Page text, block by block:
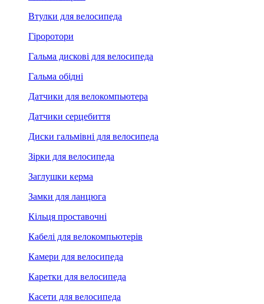
Втулки для велосипеда
Гіроротори
Гальма дискові для велосипеда
Гальма обідні
Датчики для велокомпьютера
Датчики серцебиття
Диски гальмівні для велосипеда
Зірки для велосипеда
Заглушки керма
Замки для ланцюга
Кільця проставочні
Кабелі для велокомпьютерів
Камери для велосипеда
Каретки для велосипеда
Касети для велосипеда